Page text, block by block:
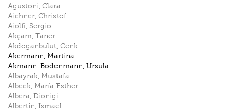
Agustoni, Clara
Aichner, Christof
Aiolfi, Sergio
Akçam, Taner
Akdoganbulut, Cenk
Akermann, Martina
Akmann-Bodenmann, Ursula
Albayrak, Mustafa
Albeck, María Esther
Albera, Dionigi
Albertin, Ismael